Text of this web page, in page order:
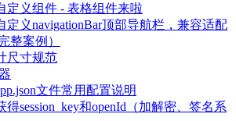
定义组件 - 表格组件来啦
定义navigationBar顶部导航栏，兼容适配
整案例）
尺寸规范
文件常用配置说明
session_key和openId（加解密、签名系